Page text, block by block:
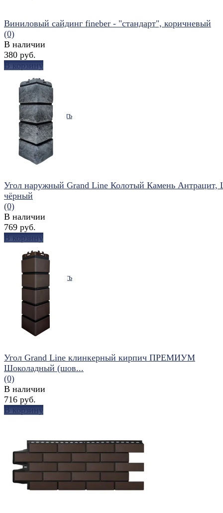
избранное сравнить
Виниловый сайдинг fineber - "стандарт", коричневый
(0)
В наличии
380 руб.
В корзину
избранное сравнить
Угол наружный Grand Line Колотый Камень Антрацит,
чёрный
(0)
В наличии
769 руб.
В корзину
избранное
Угол Grand Line клинкерный кирпич ПРЕМИУМ
Шоколадный (шов...
(0)
В наличии
716 руб.
В корзину